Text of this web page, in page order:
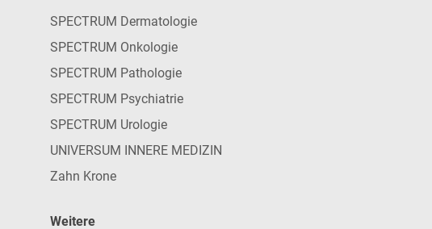
SPECTRUM Dermatologie
SPECTRUM Onkologie
SPECTRUM Pathologie
SPECTRUM Psychiatrie
SPECTRUM Urologie
UNIVERSUM INNERE MEDIZIN
Zahn Krone
Weitere